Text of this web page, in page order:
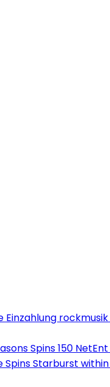
Einzahlung
Spins 150
Starburst